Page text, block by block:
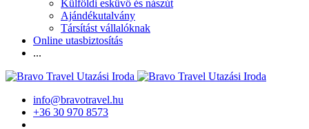
Külföldi esküvő és nászút
Ajándékutalvány
Társítást vállalóknak
Online utasbiztosítás
...
info@bravotravel.hu
+36 30 970 8573